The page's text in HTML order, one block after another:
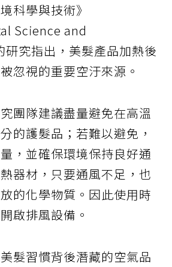
科學與技術》
Science and
究指出，美髮產品加熱後
忽視的重要空汙來源。
團隊建議盡量避免在高溫
的護髮品；若難以避免，
，並確保環境保持良好通
器材，只要通風不足，也
的化學物質。因此使用時
啟排風設備。
髮習慣背後潛藏的空氣品